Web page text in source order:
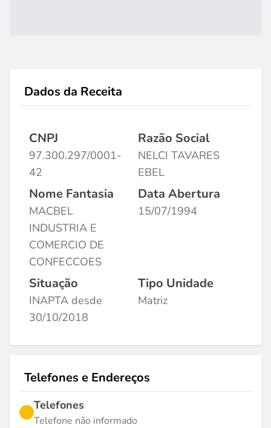
Dados da Receita
CNPJ
97.300.297/0001-
42
Razão Social
NELCI TAVARES
EBEL
Nome Fantasia
MACBEL
INDUSTRIA E
COMERCIO DE
CONFECCOES
Data Abertura
15/07/1994
Situação
INAPTA desde
30/10/2018
Tipo Unidade
Matriz
Telefones e Endereços
Telefones
Telefone não informado